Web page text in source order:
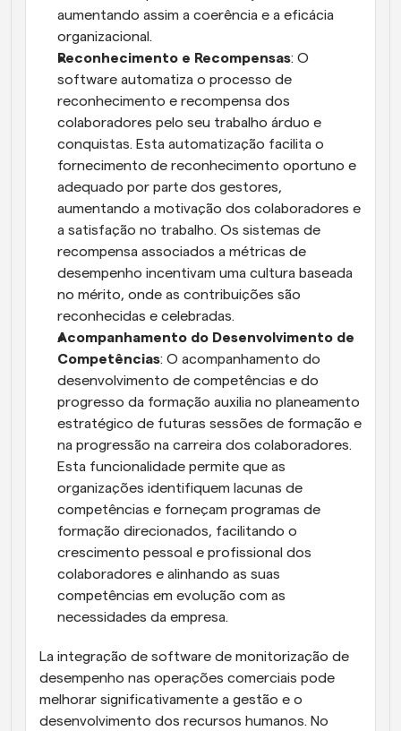
aumentando assim a coerência e a eficácia
organizacional.
Reconhecimento e Recompensas: O
software automatiza o processo de
reconhecimento e recompensa dos
colaboradores pelo seu trabalho árduo e
conquistas. Esta automatização facilita o
fornecimento de reconhecimento oportuno e
adequado por parte dos gestores,
aumentando a motivação dos colaboradores e
a satisfação no trabalho. Os sistemas de
recompensa associados a métricas de
desempenho incentivam uma cultura baseada
no mérito, onde as contribuições são
reconhecidas e celebradas.
Acompanhamento do Desenvolvimento de
Competências: O acompanhamento do
desenvolvimento de competências e do
progresso da formação auxilia no planeamento
estratégico de futuras sessões de formação e
na progressão na carreira dos colaboradores.
Esta funcionalidade permite que as
organizações identifiquem lacunas de
competências e forneçam programas de
formação direcionados, facilitando o
crescimento pessoal e profissional dos
colaboradores e alinhando as suas
competências em evolução com as
necessidades da empresa.
La integração de software de monitorização de
desempenho nas operações comerciais pode
melhorar significativamente a gestão e o
desenvolvimento dos recursos humanos. No